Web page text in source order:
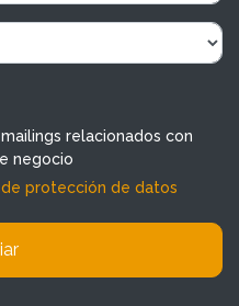
relacionados con
negocio
protección de datos